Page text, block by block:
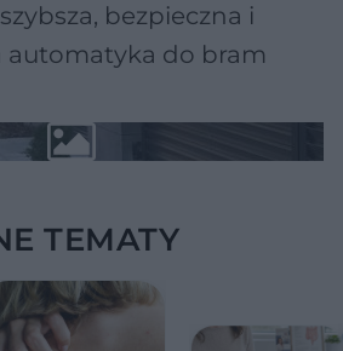
bezpieczna i
automatyka do bram
TEMATY